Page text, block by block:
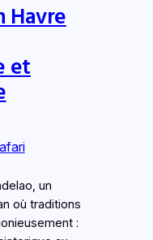
Havre
et
un
où traditions
: